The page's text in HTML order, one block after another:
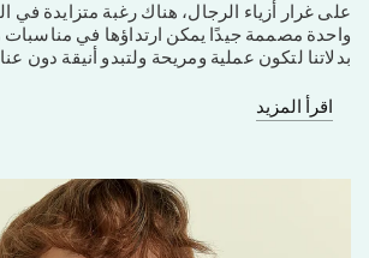
على غرار أزياء الرجال، هناك رغبة متزايدة
واحدة مصممة جيدًا يمكن ارتداؤها في
بدلاتنا لتكون عملية ومريحة ولتبدو أنيقة دون
اقرأ المزيد